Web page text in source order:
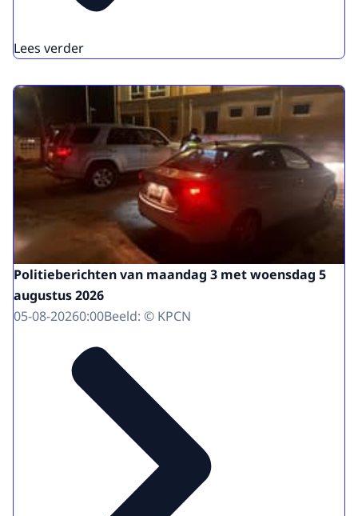
Lees verder
Politieberichten van maandag 3 met woensdag 5
augustus 2026
05-08-20260:00Beeld: © KPCN